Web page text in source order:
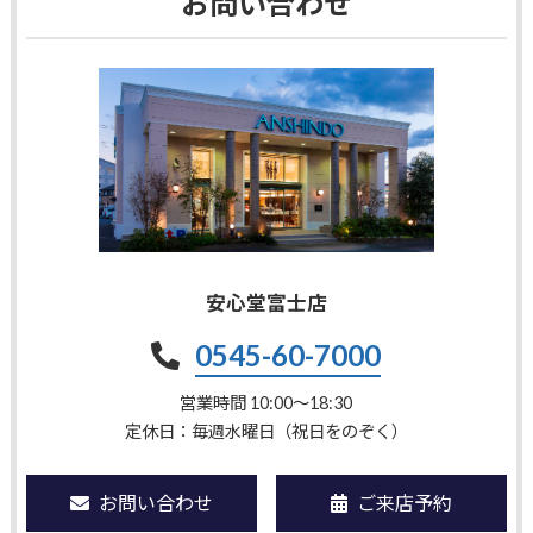
安心堂富士店
0545-60-7000
営業時間 10:00〜18:30
定休日：毎週水曜日（祝日をのぞく）
お問い合わせ ご来店予約